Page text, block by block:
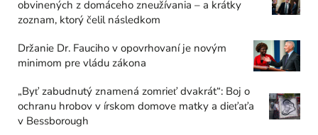
obvinených z domáceho zneužívania – a krátky
zoznam, ktorý čelil následkom
Držanie Dr. Fauciho v opovrhovaní je novým
minimom pre vládu zákona
„Byť zabudnutý znamená zomrieť dvakrát“: Boj o
ochranu hrobov v írskom domove matky a dieťaťa
v Bessborough